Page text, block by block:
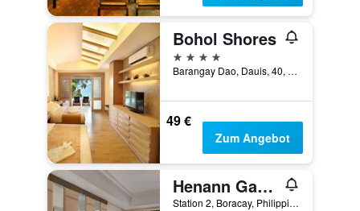
Bohol Shores
4 Sterne
Barangay Dao, Dauis, 40, Panglao, Philippinen
49 €
Zum Angebot
Henann Garden Resort
Station 2, Boracay, Philippinen